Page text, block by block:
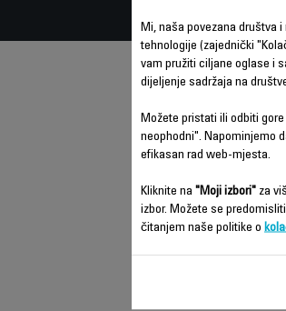
Mi, naša povezana društva i
tehnologije (zajednički
vam pružiti ciljane oglase i
dijeljenje sadržaja na
Možete pristati ili odbiti
neophodni". Napominjemo
efikasan rad web-mjesta.
Kliknite na "Moji izbori" za
izbor. Možete se
čitanjem naše politike o